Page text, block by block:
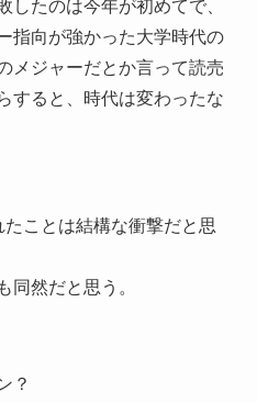
したのは今年が初めてで、
指向が強かった大学時代の
メジャーだとか言って読売
すると、時代は変わったな
ことは結構な衝撃だと思
同然だと思う。
？